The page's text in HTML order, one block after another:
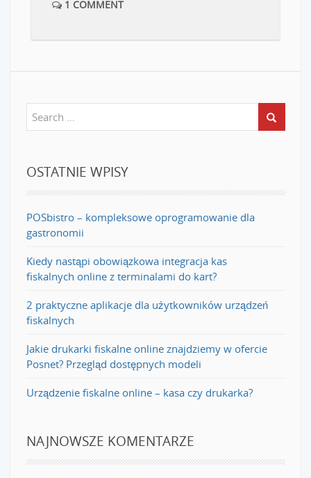
1 COMMENT
OSTATNIE WPISY
POSbistro – kompleksowe oprogramowanie dla
gastronomii
Kiedy nastąpi obowiązkowa integracja kas
fiskalnych online z terminalami do kart?
2 praktyczne aplikacje dla użytkowników urządzeń
fiskalnych
Jakie drukarki fiskalne online znajdziemy w ofercie
Posnet? Przegląd dostępnych modeli
Urządzenie fiskalne online – kasa czy drukarka?
NAJNOWSZE KOMENTARZE